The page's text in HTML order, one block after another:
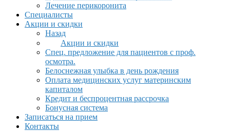
Лечение перикоронита
Специалисты
Акции и скидки
Назад
Акции и скидки
Спец. предложение для пациентов с проф.
осмотра.
Белоснежная улыбка в день рождения
Оплата медицинских услуг материнским
капиталом
Кредит и беспроцентная рассрочка
Бонусная система
Записаться на прием
Контакты